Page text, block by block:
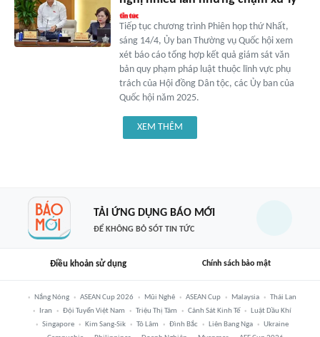
Tiếp tục chương trình Phiên họp thứ Nhất,
sáng 14/4, Ủy ban Thường vụ Quốc hội xem
xét báo cáo tổng hợp kết quả giám sát văn
bản quy phạm pháp luật thuộc lĩnh vực phụ
trách của Hội đồng Dân tộc, các Ủy ban của
Quốc hội năm 2025.
XEM THÊM
TẢI ỨNG DỤNG BÁO MỚI
ĐỂ KHÔNG BỎ SÓT TIN TỨC
Điều khoản sử dụng Chính sách bảo mật
Nắng Nóng ASEAN Cup 2026 Mũi Nghê ASEAN Cup Malaysia
Thái Lan
Iran
Đội Tuyển Việt Nam Triệu Thị Tâm Cảnh Sát Kinh Tế
Luật Dầu Khí
Singapore
Kim Sang-Sik Tô Lâm Đình Bắc Liên Bang Nga
Ukraine